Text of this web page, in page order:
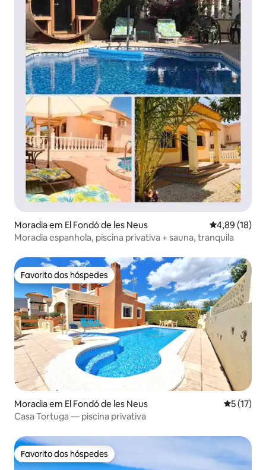
Moradia em El Fondó de les Neus Classificação
4,89 (18)
Moradia espanhola, piscina privativa + sauna, tranquila
Favorito dos hóspedes
Favorito dos hóspedes
Moradia em El Fondó de les Neus
5 (17)
Casa Tortuga — piscina privativa
Favorito dos hóspedes
Favorito dos hóspedes